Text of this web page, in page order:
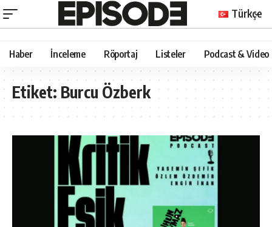
Türkçe
Haber İnceleme Röportaj Listeler Podcast & Video
Etiket:Burcu Özberk